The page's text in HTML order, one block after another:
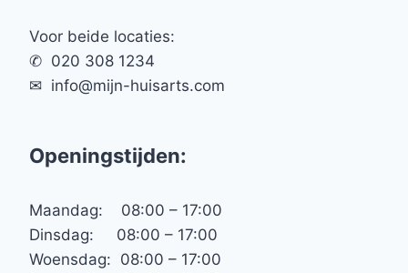
Voor beide locaties:
✆ 020 308 1234
✉︎ info@mijn-huisarts.com
Openingstijden:
Maandag: 08:00 – 17:00
Dinsdag: 08:00 – 17:00
Woensdag: 08:00 – 17:00